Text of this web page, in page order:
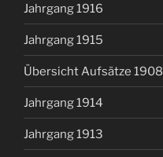
Jahrgang 1916
Jahrgang 1915
Übersicht Aufsätze
Jahrgang 1914
Jahrgang 1913